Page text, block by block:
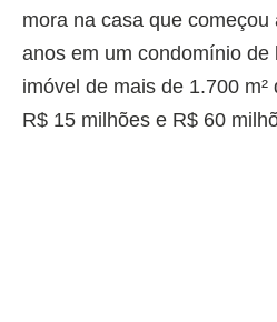
mora na casa que
anos em um condomínio de
imóvel de mais de 1.700
R$ 15 milhões e R$ 60